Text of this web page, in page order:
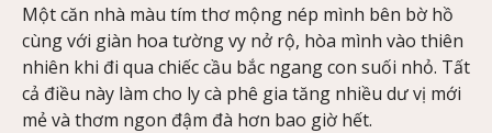
Một căn nhà màu tím thơ mộng nép mình bên bờ hồ
cùng với giàn hoa tường vy nở rộ, hòa mình vào thiên
nhiên khi đi qua chiếc cầu bắc ngang con suối nhỏ. Tất
cả điều này làm cho ly cà phê gia tăng nhiều dư vị mới
mẻ và thơm ngon đậm đà hơn bao giờ hết.